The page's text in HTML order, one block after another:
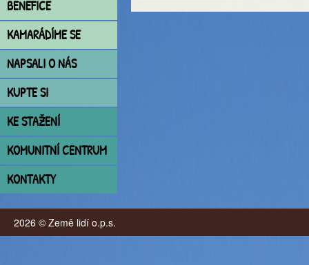
BENEFICE
KAMARÁDÍME SE
NAPSALI O NÁS
KUPTE SI
KE STAŽENÍ
KOMUNITNÍ CENTRUM
KONTAKTY
2026 © Země lidí o.p.s.